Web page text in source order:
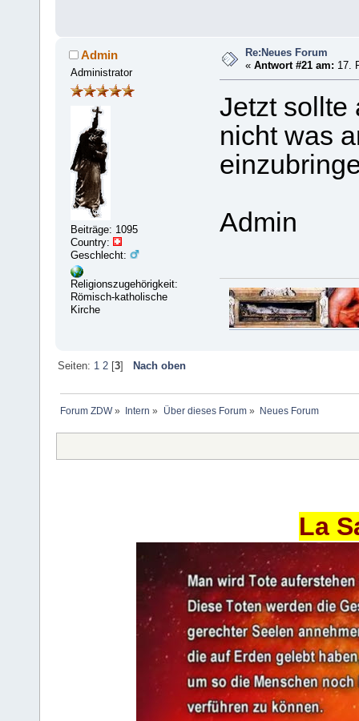
Admin
Administrator
Beiträge: 1095
Country:
Geschlecht:
Religionszugehörigkeit:
Römisch-katholische
Kirche
Re:Neues Forum
«Antwort #21 am: 17.
Jetzt sollte
nicht was
Admin
Seiten: 1 2[3] Nach oben
Forum ZDW» Intern » Über dieses Forum» Neues Forum
La